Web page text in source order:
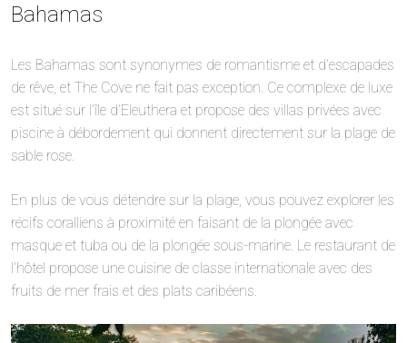
Bahamas
Les Bahamas sont synonymes de romantisme et d’escapades
de rêve, et The Cove ne fait pas exception. Ce complexe de luxe
est situé sur l’île d’Eleuthera et propose des villas privées avec
piscine à débordement qui donnent directement sur la plage de
sable rose.
En plus de vous détendre sur la plage, vous pouvez explorer les
récifs coralliens à proximité en faisant de la plongée avec
masque et tuba ou de la plongée sous-marine. Le restaurant de
l’hôtel propose une cuisine de classe internationale avec des
fruits de mer frais et des plats caribéens.